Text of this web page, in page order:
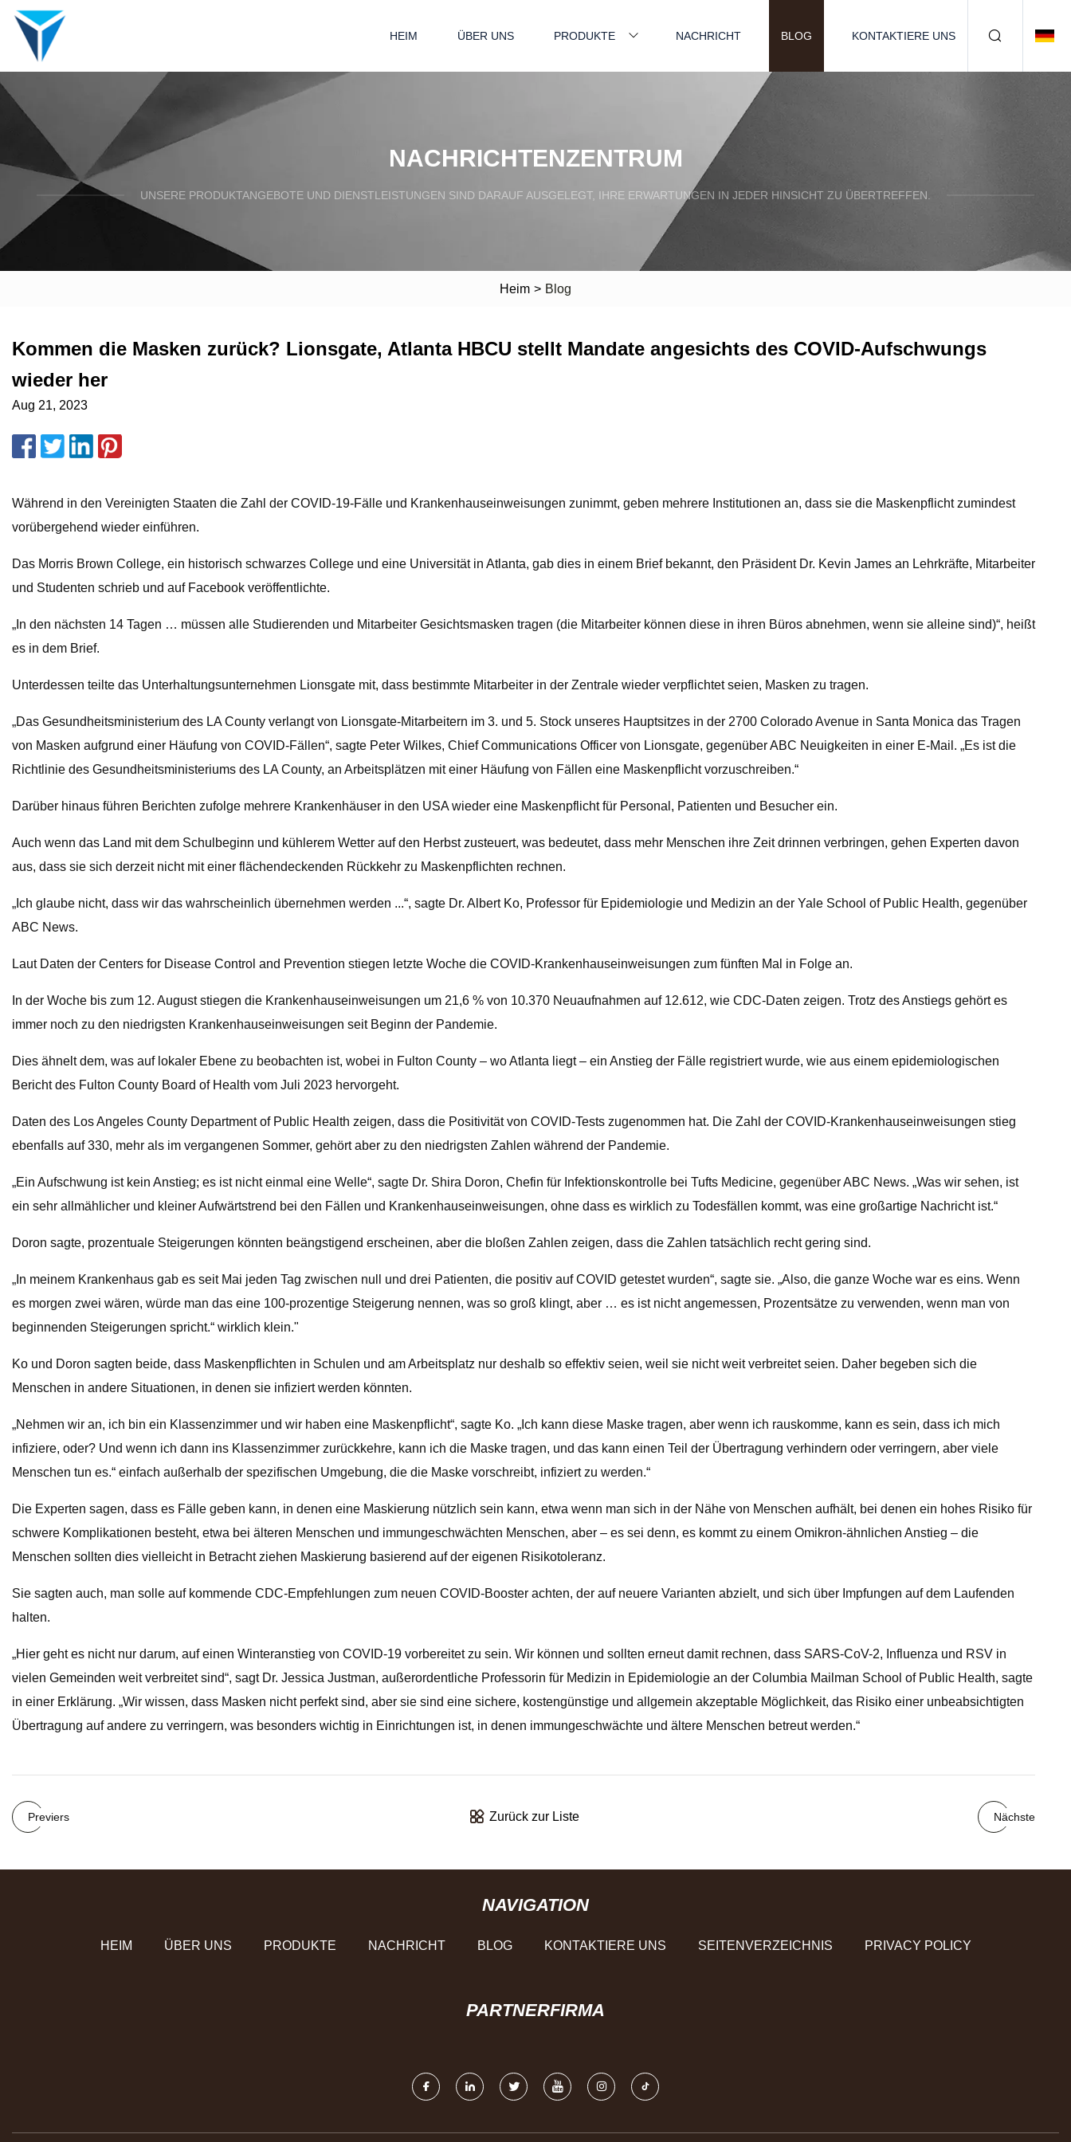
HEIM ÜBER UNS PRODUKTE NACHRICHT BLOG KONTAKTIERE UNS
NACHRICHTENZENTRUM
UNSERE PRODUKTANGEBOTE UND DIENSTLEISTUNGEN SIND DARAUF AUSGELEGT, IHRE ERWARTUNGEN IN JEDER HINSICHT ZU ÜBERTREFFEN.
Heim > Blog
Kommen die Masken zurück? Lionsgate, Atlanta HBCU stellt Mandate angesichts des COVID-Aufschwungs
wieder her
Aug 21, 2023
Während in den Vereinigten Staaten die Zahl der COVID-19-Fälle und Krankenhauseinweisungen zunimmt, geben mehrere Institutionen an, dass sie die Maskenpflicht zumindest
vorübergehend wieder einführen.
Das Morris Brown College, ein historisch schwarzes College und eine Universität in Atlanta, gab dies in einem Brief bekannt, den Präsident Dr. Kevin James an Lehrkräfte, Mitarbeiter
und Studenten schrieb und auf Facebook veröffentlichte.
„In den nächsten 14 Tagen … müssen alle Studierenden und Mitarbeiter Gesichtsmasken tragen (die Mitarbeiter können diese in ihren Büros abnehmen, wenn sie alleine sind)“, heißt
es in dem Brief.
Unterdessen teilte das Unterhaltungsunternehmen Lionsgate mit, dass bestimmte Mitarbeiter in der Zentrale wieder verpflichtet seien, Masken zu tragen.
„Das Gesundheitsministerium des LA County verlangt von Lionsgate-Mitarbeitern im 3. und 5. Stock unseres Hauptsitzes in der 2700 Colorado Avenue in Santa Monica das Tragen
von Masken aufgrund einer Häufung von COVID-Fällen“, sagte Peter Wilkes, Chief Communications Officer von Lionsgate, gegenüber ABC Neuigkeiten in einer E-Mail. „Es ist die
Richtlinie des Gesundheitsministeriums des LA County, an Arbeitsplätzen mit einer Häufung von Fällen eine Maskenpflicht vorzuschreiben.“
Darüber hinaus führen Berichten zufolge mehrere Krankenhäuser in den USA wieder eine Maskenpflicht für Personal, Patienten und Besucher ein.
Auch wenn das Land mit dem Schulbeginn und kühlerem Wetter auf den Herbst zusteuert, was bedeutet, dass mehr Menschen ihre Zeit drinnen verbringen, gehen Experten davon
aus, dass sie sich derzeit nicht mit einer flächendeckenden Rückkehr zu Maskenpflichten rechnen.
„Ich glaube nicht, dass wir das wahrscheinlich übernehmen werden ...“, sagte Dr. Albert Ko, Professor für Epidemiologie und Medizin an der Yale School of Public Health, gegenüber
ABC News.
Laut Daten der Centers for Disease Control and Prevention stiegen letzte Woche die COVID-Krankenhauseinweisungen zum fünften Mal in Folge an.
In der Woche bis zum 12. August stiegen die Krankenhauseinweisungen um 21,6 % von 10.370 Neuaufnahmen auf 12.612, wie CDC-Daten zeigen. Trotz des Anstiegs gehört es
immer noch zu den niedrigsten Krankenhauseinweisungen seit Beginn der Pandemie.
Dies ähnelt dem, was auf lokaler Ebene zu beobachten ist, wobei in Fulton County – wo Atlanta liegt – ein Anstieg der Fälle registriert wurde, wie aus einem epidemiologischen
Bericht des Fulton County Board of Health vom Juli 2023 hervorgeht.
Daten des Los Angeles County Department of Public Health zeigen, dass die Positivität von COVID-Tests zugenommen hat. Die Zahl der COVID-Krankenhauseinweisungen stieg
ebenfalls auf 330, mehr als im vergangenen Sommer, gehört aber zu den niedrigsten Zahlen während der Pandemie.
„Ein Aufschwung ist kein Anstieg; es ist nicht einmal eine Welle“, sagte Dr. Shira Doron, Chefin für Infektionskontrolle bei Tufts Medicine, gegenüber ABC News. „Was wir sehen, ist
ein sehr allmählicher und kleiner Aufwärtstrend bei den Fällen und Krankenhauseinweisungen, ohne dass es wirklich zu Todesfällen kommt, was eine großartige Nachricht ist.“
Doron sagte, prozentuale Steigerungen könnten beängstigend erscheinen, aber die bloßen Zahlen zeigen, dass die Zahlen tatsächlich recht gering sind.
„In meinem Krankenhaus gab es seit Mai jeden Tag zwischen null und drei Patienten, die positiv auf COVID getestet wurden“, sagte sie. „Also, die ganze Woche war es eins. Wenn
es morgen zwei wären, würde man das eine 100-prozentige Steigerung nennen, was so groß klingt, aber … es ist nicht angemessen, Prozentsätze zu verwenden, wenn man von
beginnenden Steigerungen spricht.“ wirklich klein."
Ko und Doron sagten beide, dass Maskenpflichten in Schulen und am Arbeitsplatz nur deshalb so effektiv seien, weil sie nicht weit verbreitet seien. Daher begeben sich die
Menschen in andere Situationen, in denen sie infiziert werden könnten.
„Nehmen wir an, ich bin ein Klassenzimmer und wir haben eine Maskenpflicht“, sagte Ko. „Ich kann diese Maske tragen, aber wenn ich rauskomme, kann es sein, dass ich mich
infiziere, oder? Und wenn ich dann ins Klassenzimmer zurückkehre, kann ich die Maske tragen, und das kann einen Teil der Übertragung verhindern oder verringern, aber viele
Menschen tun es.“ einfach außerhalb der spezifischen Umgebung, die die Maske vorschreibt, infiziert zu werden.“
Die Experten sagen, dass es Fälle geben kann, in denen eine Maskierung nützlich sein kann, etwa wenn man sich in der Nähe von Menschen aufhält, bei denen ein hohes Risiko für
schwere Komplikationen besteht, etwa bei älteren Menschen und immungeschwächten Menschen, aber – es sei denn, es kommt zu einem Omikron-ähnlichen Anstieg – die
Menschen sollten dies vielleicht in Betracht ziehen Maskierung basierend auf der eigenen Risikotoleranz.
Sie sagten auch, man solle auf kommende CDC-Empfehlungen zum neuen COVID-Booster achten, der auf neuere Varianten abzielt, und sich über Impfungen auf dem Laufenden
halten.
„Hier geht es nicht nur darum, auf einen Winteranstieg von COVID-19 vorbereitet zu sein. Wir können und sollten erneut damit rechnen, dass SARS-CoV-2, Influenza und RSV in
vielen Gemeinden weit verbreitet sind“, sagt Dr. Jessica Justman, außerordentliche Professorin für Medizin in Epidemiologie an der Columbia Mailman School of Public Health, sagte
in einer Erklärung. „Wir wissen, dass Masken nicht perfekt sind, aber sie sind eine sichere, kostengünstige und allgemein akzeptable Möglichkeit, das Risiko einer unbeabsichtigten
Übertragung auf andere zu verringern, was besonders wichtig in Einrichtungen ist, in denen immungeschwächte und ältere Menschen betreut werden.“
Previers Zurück zur Liste Nächste
NAVIGATION
HEIM ÜBER UNS PRODUKTE NACHRICHT BLOG KONTAKTIERE UNS SEITENVERZEICHNIS PRIVACY POLICY
PARTNERFIRMA